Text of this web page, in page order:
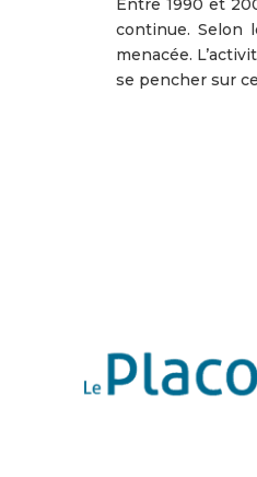
Entre 1990 et
continue. Selon
menacée.
se pencher sur